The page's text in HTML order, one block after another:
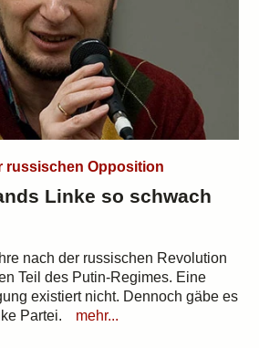
russischen Opposition
Linke so schwach
nach der russischen Revolution
Teil des Putin-Regimes. Eine
existiert nicht. Dennoch gäbe es
Partei.
mehr...